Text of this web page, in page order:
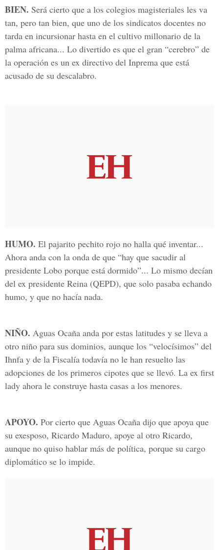
BIEN. Será cierto que a los colegios magisteriales les va
tan, pero tan bien, que uno de los sindicatos docentes no
tarda en incursionar hasta en el cultivo millonario de la
palma africana... Lo divertido es que el gran “cerebro” de
la operación es un ex directivo del Inprema que está
acusado de su descalabro.
HUMO. El pajarito pechito rojo no halla qué inventar...
Ahora anda con la onda de que “hay que sacudir al
presidente Lobo porque está dormido”... Lo mismo decían
del ex presidente Reina (QEPD), que solo pasaba echando
humo, y que no hacía nada.
NIÑO. Aguas Ocaña anda por estas latitudes y se lleva a
otro niño para sus dominios, aunque los “velocísimos” del
Ihnfa y de la Fiscalía todavía no le han resuelto las
adopciones de los primeros cipotes que se llevó. La ex first
lady ahora le construye hasta casas a los menores.
APOYO. Por cierto que Aguas Ocaña dijo que apoya que
su exesposo, Ricardo Maduro, apoye al otro Ricardo,
aunque no quiso hablar más de política, porque su cargo
diplomático se lo impide.